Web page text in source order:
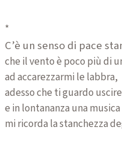
*
C’è un senso di pace
che il vento è poco più di
ad accarezzarmi le labbra,
adesso che ti guardo
e in lontananza una musica
mi ricorda la stanchezza